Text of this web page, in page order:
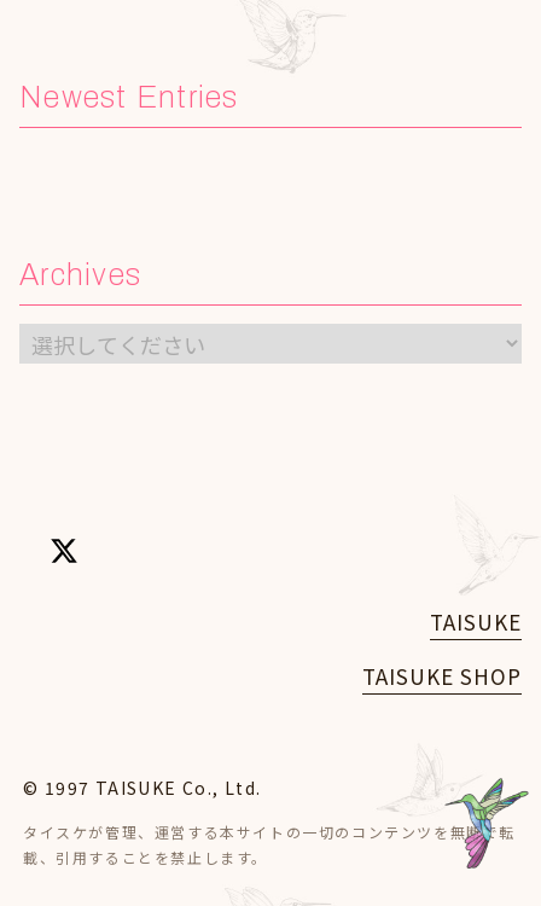
Newest Entries
Archives
TAISUKE
TAISUKE SHOP
© 1997 TAISUKE Co., Ltd.
タイスケが管理、運営する本サイトの一切のコンテンツを無断で転
載、引用することを禁止します。